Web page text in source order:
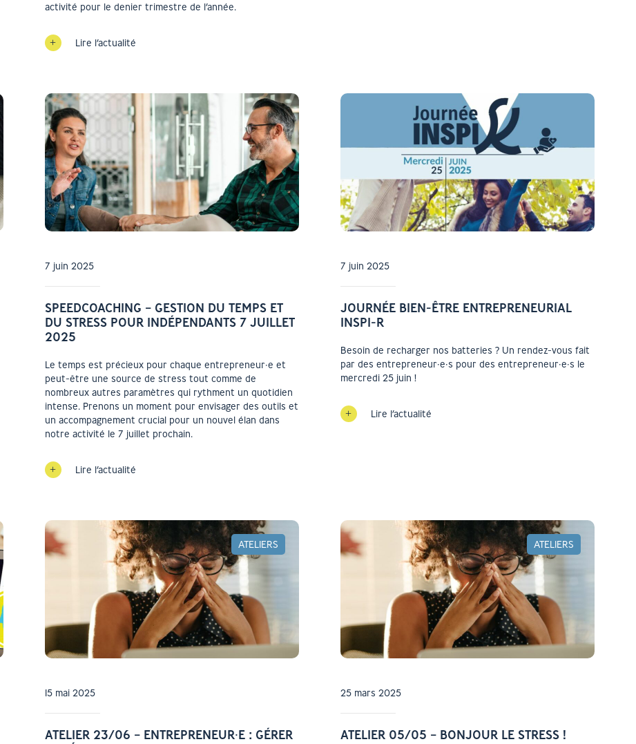
activité pour le denier trimestre de l’année.
Lire l’actualité
7 juin 2025
SPEEDCOACHING – GESTION DU TEMPS ET
DU STRESS POUR INDÉPENDANTS 7 JUILLET
2025
Le temps est précieux pour chaque entrepreneur·e et
peut-être une source de stress tout comme de
nombreux autres paramètres qui rythment un quotidien
intense. Prenons un moment pour envisager des outils et
un accompagnement crucial pour un nouvel élan dans
notre activité le 7 juillet prochain.
Lire l’actualité
7 juin 2025
JOURNÉE BIEN-ÊTRE ENTREPRENEURIAL
INSPI-R
Besoin de recharger nos batteries ? Un rendez-vous fait
par des entrepreneur·e·s pour des entrepreneur·e·s le
mercredi 25 juin !
Lire l’actualité
ATELIERS
15 mai 2025
ATELIER 23/06 – ENTREPRENEUR⸱E : GÉRER
ATELIERS
25 mars 2025
ATELIER 05/05 – BONJOUR LE STRESS !